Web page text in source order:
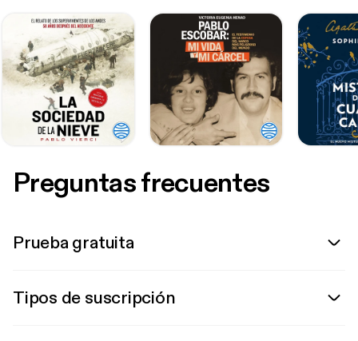
Preguntas frecuentes
Prueba gratuita
Tipos de suscripción